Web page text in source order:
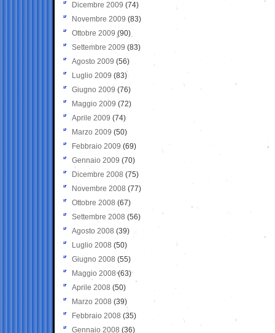
Dicembre 2009 (74)
Novembre 2009 (83)
Ottobre 2009 (90)
Settembre 2009 (83)
Agosto 2009 (56)
Luglio 2009 (83)
Giugno 2009 (76)
Maggio 2009 (72)
Aprile 2009 (74)
Marzo 2009 (50)
Febbraio 2009 (69)
Gennaio 2009 (70)
Dicembre 2008 (75)
Novembre 2008 (77)
Ottobre 2008 (67)
Settembre 2008 (56)
Agosto 2008 (39)
Luglio 2008 (50)
Giugno 2008 (55)
Maggio 2008(63)
Aprile 2008 (50)
Marzo 2008 (39)
Febbraio 2008 (35)
Gennaio 2008 (36)